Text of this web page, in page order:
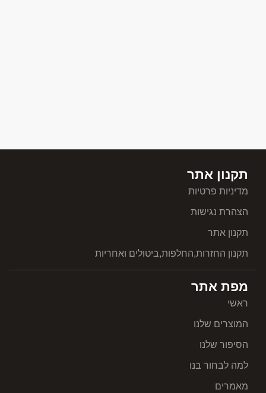
תקנון אתר
מדיניות פרטיות
הצהרת נגישות
תקנון אתר
תקנון החזרות,החלפות,ביטולים ואחריות
מפת אתר
ראשי
המוצרים שלנו
הסיפור שלנו
למה לבחור בנו
מאמרים